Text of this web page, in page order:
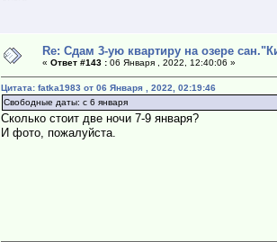
Re: Сдам 3-ую квартиру на озере
« Ответ #143 :06 Января , 2022, 12:40:06 »
Цитата: fatka1983 от 06 Января , 2022, 02:19:46
Свободные даты: с 6 января
Сколько стоит две ночи 7-9 января?
И фото, пожалуйста.